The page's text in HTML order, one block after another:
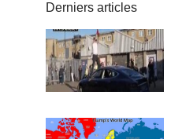
Derniers articles